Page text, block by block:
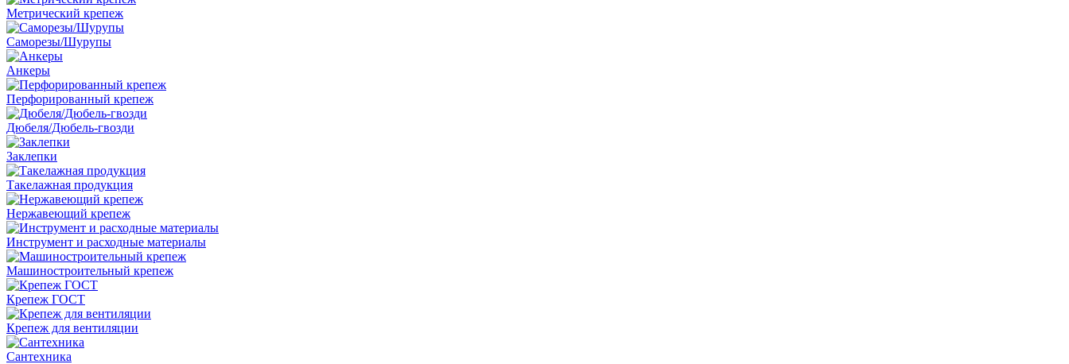
Метрический крепеж
Саморезы/Шурупы
Анкеры
Перфорированный крепеж
Дюбеля/Дюбель-гвозди
Заклепки
Такелажная продукция
Нержавеющий крепеж
Инструмент и расходные материалы
Машиностроительный крепеж
Крепеж ГОСТ
Крепеж для вентиляции
Сантехника